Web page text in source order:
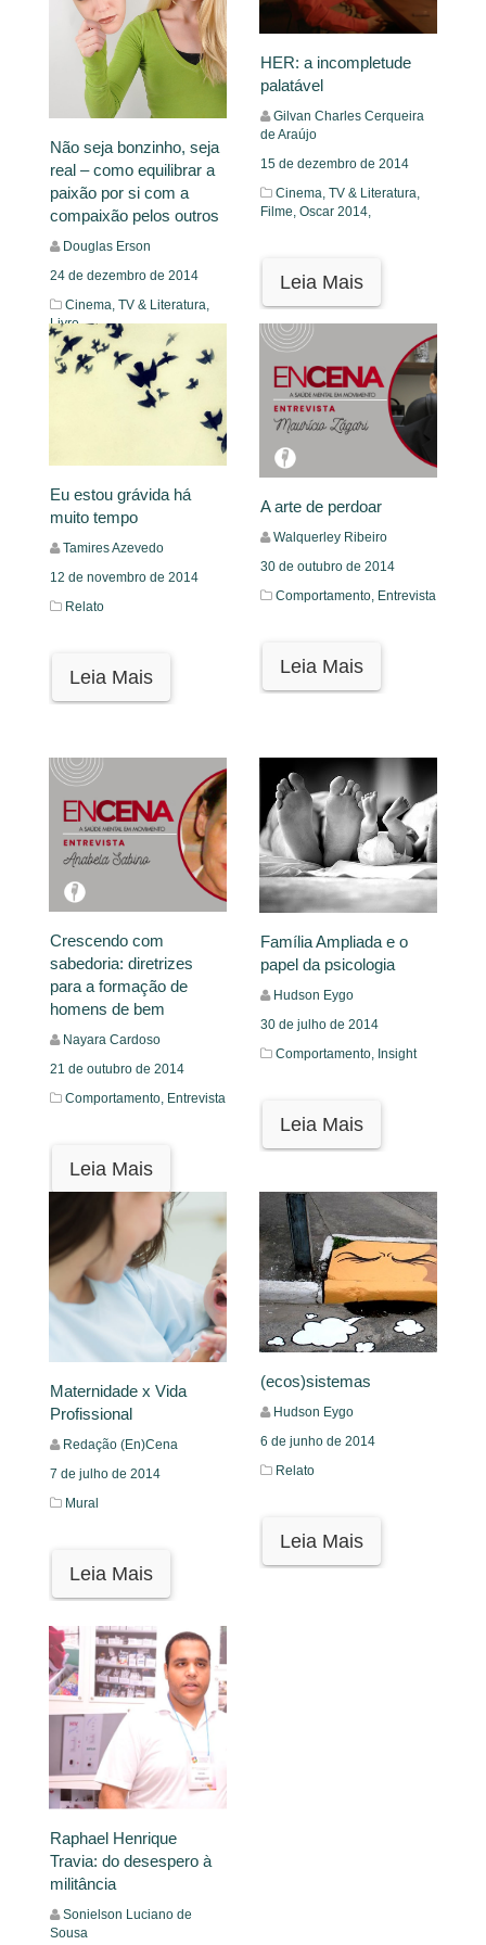
Não seja bonzinho, seja
real – como equilibrar a
paixão por si com a
compaixão pelos outros
Douglas Erson
24 de dezembro de 2014
Cinema, TV & Literatura,
Livro
Leia Mais
HER: a incompletude
palatável
Gilvan Charles Cerqueira
de Araújo
15 de dezembro de 2014
Cinema, TV & Literatura,
Filme, Oscar 2014,
Leia Mais
Eu estou grávida há
muito tempo
Tamires Azevedo
12 de novembro de 2014
Relato
Leia Mais
A arte de perdoar
Walquerley Ribeiro
30 de outubro de 2014
Comportamento, Entrevista
Leia Mais
Crescendo com
sabedoria: diretrizes
para a formação de
homens de bem
Nayara Cardoso
21 de outubro de 2014
Comportamento, Entrevista
Leia Mais
Família Ampliada e o
papel da psicologia
Hudson Eygo
30 de julho de 2014
Comportamento, Insight
Leia Mais
Maternidade x Vida
Profissional
Redação (En)Cena
7 de julho de 2014
Mural
Leia Mais
(ecos)sistemas
Hudson Eygo
6 de junho de 2014
Relato
Leia Mais
Raphael Henrique
Travia: do desespero à
militância
Sonielson Luciano de
Sousa